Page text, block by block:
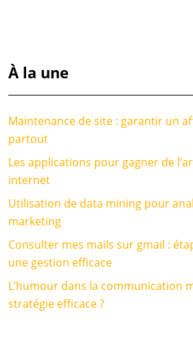
À la une
Maintenance de site : garantir un
partout
Les applications pour gagner de
internet
Utilisation de data mining pour
marketing
Consulter mes mails sur gmail :
une gestion efficace
L’humour dans la communication
stratégie efficace ?